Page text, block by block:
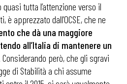
quasi tutta l’attenzione verso il
apprezzato dall’OCSE, che ne
che dà una maggiore
all’Italia di mantenere un
Considerando però, che gli sgravi
di Stabilità a chi assume